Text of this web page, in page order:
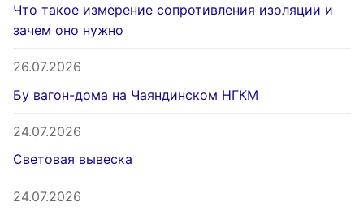
Что такое измерение сопротивления изоляции и
зачем оно нужно
26.07.2026
Бу вагон-дома на Чаяндинском НГКМ
24.07.2026
Световая вывеска
24.07.2026